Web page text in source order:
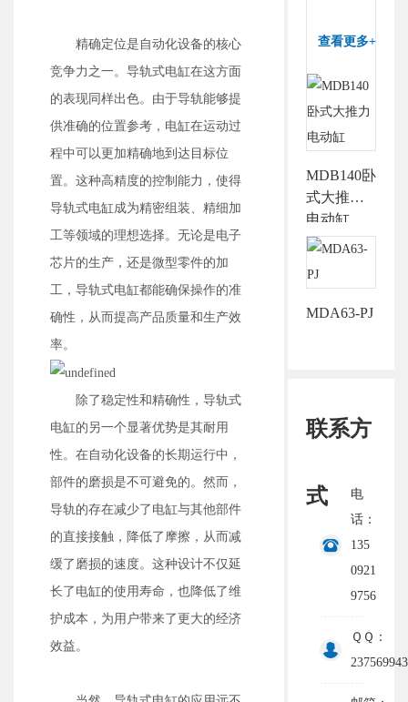
精确定位是自动化设备的核心
竞争力之一。导轨式电缸在这方面
的表现同样出色。由于导轨能够提
供准确的位置参考，电缸在运动过
程中可以更加精确地到达目标位
置。这种高精度的控制能力，使得
导轨式电缸成为精密组装、精细加
工等领域的理想选择。无论是电子
芯片的生产，还是微型零件的加
工，导轨式电缸都能确保操作的准
确性，从而提高产品质量和生产效
率。
除了稳定性和精确性，导轨式
电缸的另一个显著优势是其耐用
性。在自动化设备的长期运行中，
部件的磨损是不可避免的。然而，
导轨的存在减少了电缸与其他部件
的直接接触，降低了摩擦，从而减
缓了磨损的速度。这种设计不仅延
长了电缸的使用寿命，也降低了维
护成本，为用户带来了更大的经济
效益。
查看更多+
MDB140卧
式大推力
电动缸
MDA63-PJ
联系方
式
电
话：
135
0921
9756
ＱＱ：